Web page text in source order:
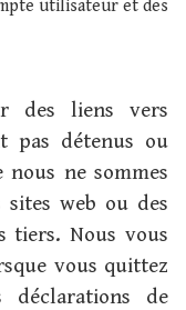
utilisateur et des
des liens vers
pas détenus ou
nous ne sommes
sites web ou des
tiers. Nous vous
vous quittez
de